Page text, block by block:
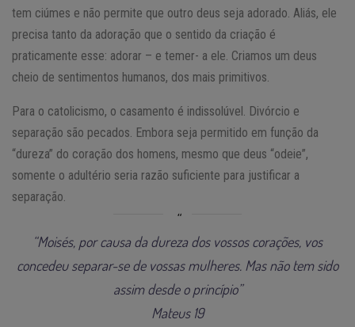
tem ciúmes e não permite que outro deus seja adorado. Aliás, ele
precisa tanto da adoração que o sentido da criação é
praticamente esse: adorar – e temer- a ele. Criamos um deus
cheio de sentimentos humanos, dos mais primitivos.
Para o catolicismo, o casamento é indissolúvel. Divórcio e
separação são pecados. Embora seja permitido em função da
“dureza” do coração dos homens, mesmo que deus “odeie”,
somente o adultério seria razão suficiente para justificar a
separação.
“Moisés, por causa da dureza dos vossos corações, vos
concedeu separar-se de vossas mulheres. Mas não tem sido
assim desde o princípio”
Mateus 19